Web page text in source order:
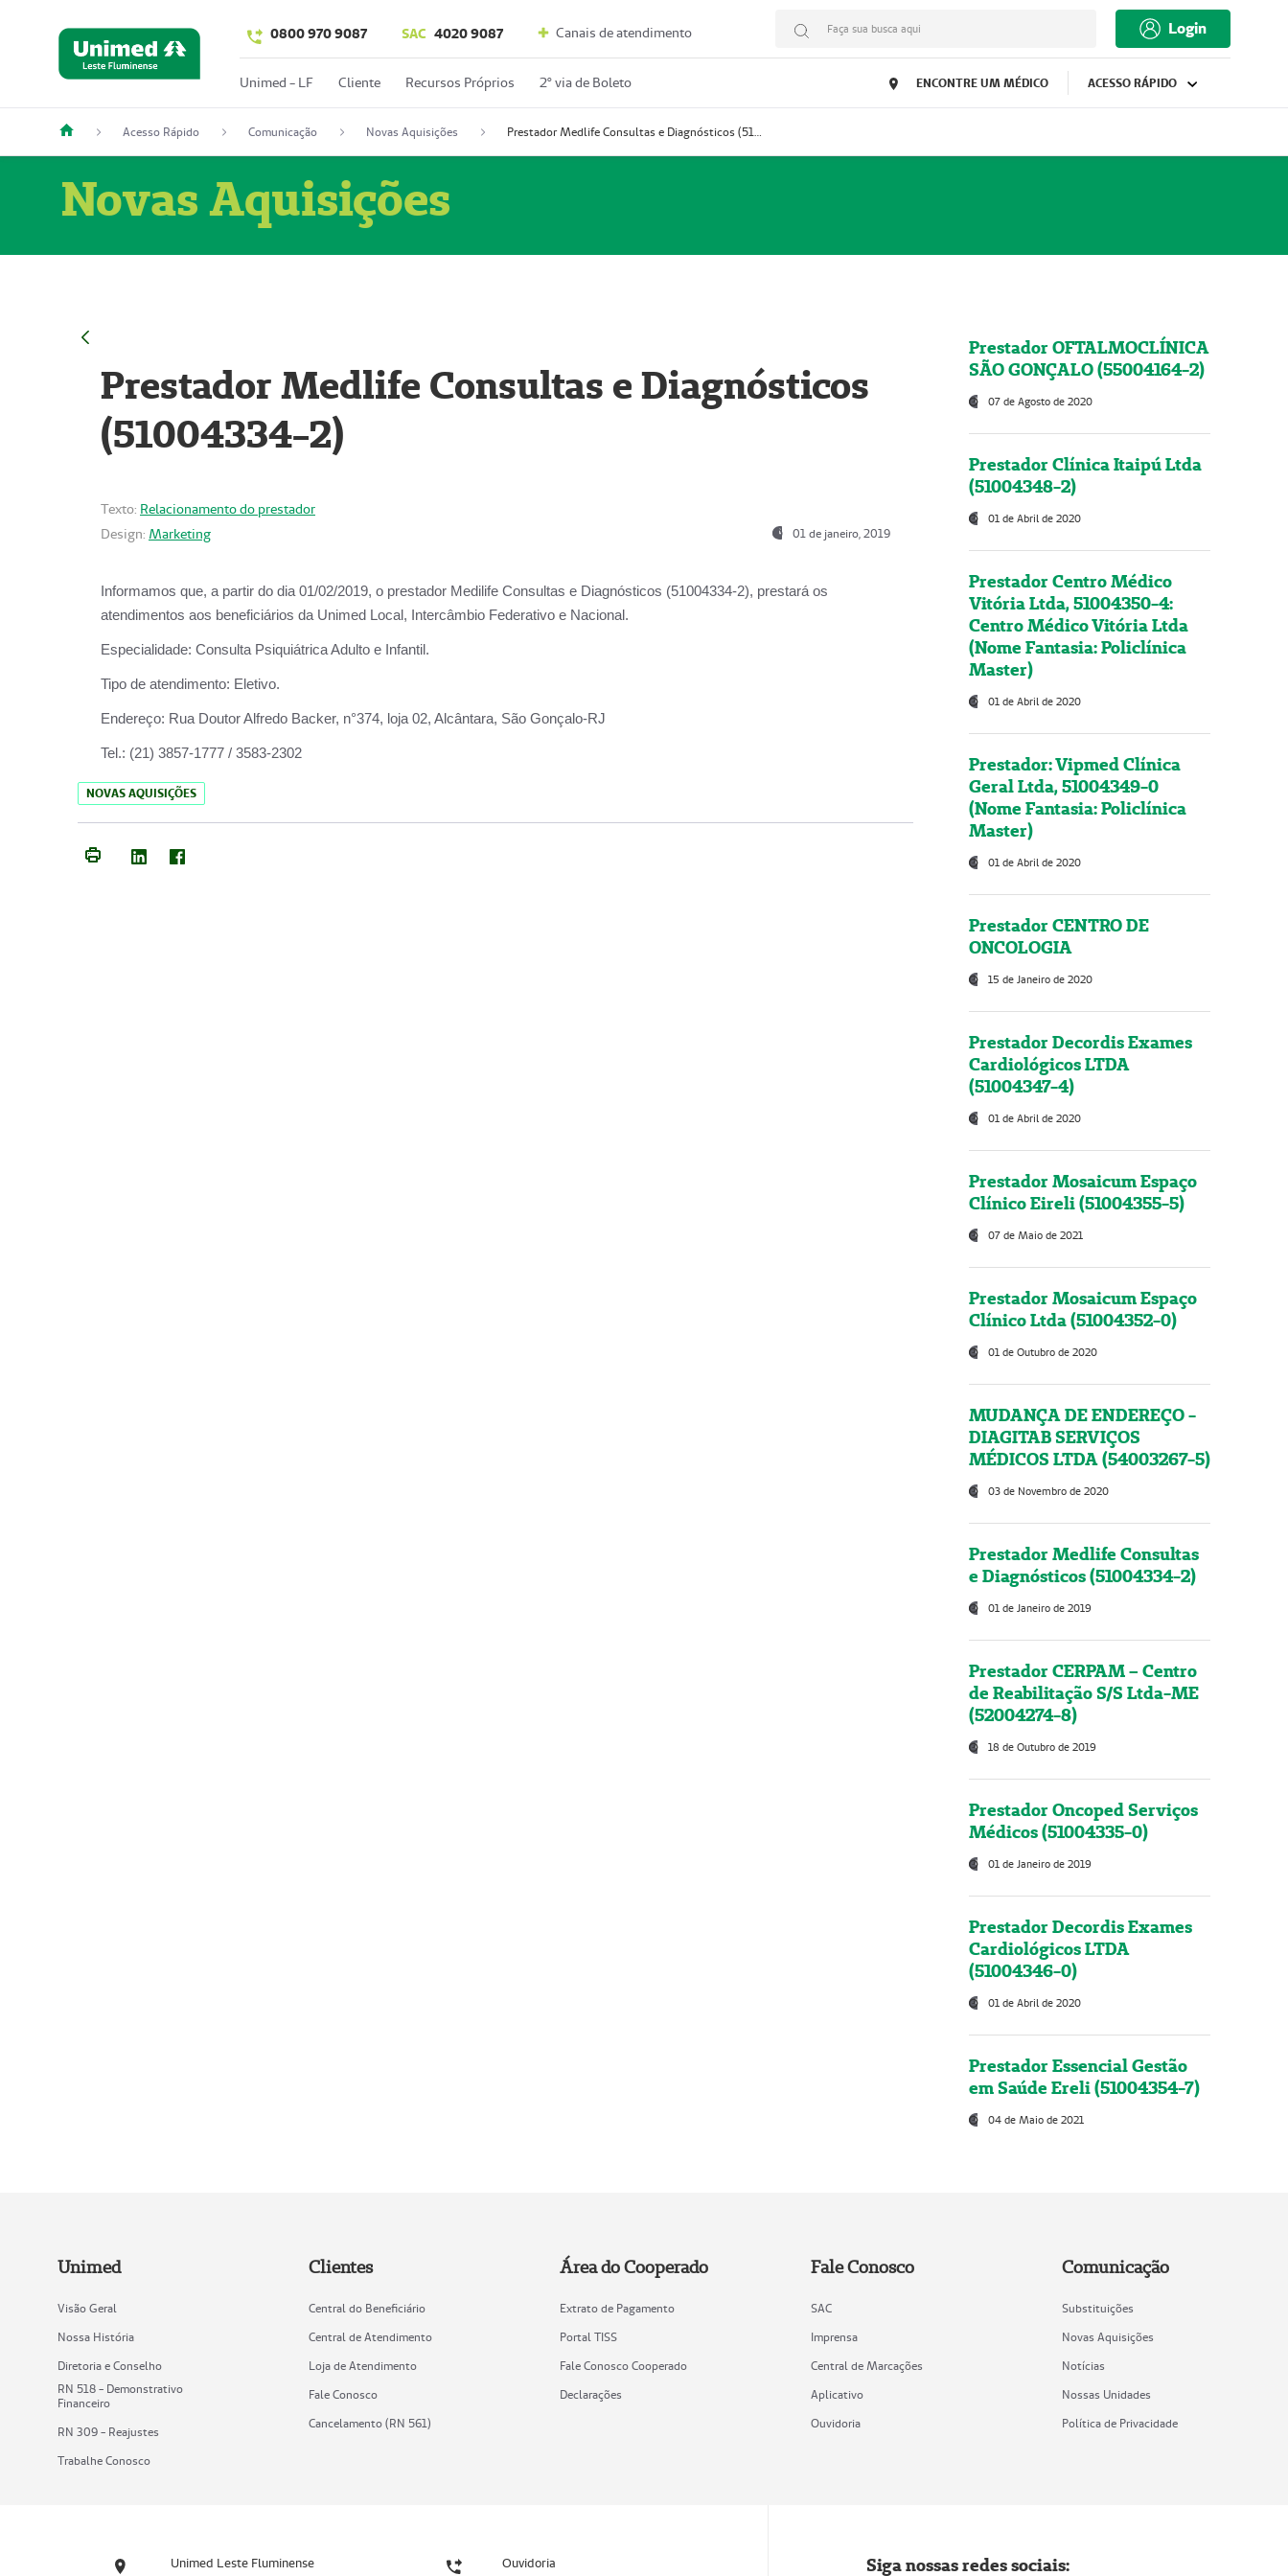
0800 970 9087 SAC 4020 9087 Canais de atendimento Faça sua busca aqui Login
Unimed - LF Cliente Recursos Próprios 2º via de Boleto ENCONTRE UM MÉDICO ACESSO RÁPIDO
Acesso Rápido Comunicação Novas Aquisições Prestador Medlife Consultas e Diagnósticos (51004334-2)
Novas Aquisições
Prestador Medlife Consultas e Diagnósticos
(51004334-2)
Texto: Relacionamento do prestador
Design: Marketing 01 de janeiro, 2019
Informamos que, a partir do dia 01/02/2019, o prestador Medilife Consultas e Diagnósticos (51004334-2), prestará os
atendimentos aos beneficiários da Unimed Local, Intercâmbio Federativo e Nacional.
Especialidade: Consulta Psiquiátrica Adulto e Infantil.
Tipo de atendimento: Eletivo.
Endereço: Rua Doutor Alfredo Backer, n°374, loja 02, Alcântara, São Gonçalo-RJ
Tel.: (21) 3857-1777 / 3583-2302
NOVAS AQUISIÇÕES
Prestador OFTALMOCLÍNICA
SÃO GONÇALO (55004164-2)
07 de Agosto de 2020
Prestador Clínica Itaipú Ltda
(51004348-2)
01 de Abril de 2020
Prestador Centro Médico
Vitória Ltda, 51004350-4:
Centro Médico Vitória Ltda
(Nome Fantasia: Policlínica
Master)
01 de Abril de 2020
Prestador: Vipmed Clínica
Geral Ltda, 51004349-0
(Nome Fantasia: Policlínica
Master)
01 de Abril de 2020
Prestador CENTRO DE
ONCOLOGIA
15 de Janeiro de 2020
Prestador Decordis Exames
Cardiológicos LTDA
(51004347-4)
01 de Abril de 2020
Prestador Mosaicum Espaço
Clínico Eireli (51004355-5)
07 de Maio de 2021
Prestador Mosaicum Espaço
Clínico Ltda (51004352-0)
01 de Outubro de 2020
MUDANÇA DE ENDEREÇO -
DIAGITAB SERVIÇOS
MÉDICOS LTDA (54003267-5)
03 de Novembro de 2020
Prestador Medlife Consultas
e Diagnósticos (51004334-2)
01 de Janeiro de 2019
Prestador CERPAM – Centro
de Reabilitação S/S Ltda-ME
(52004274-8)
18 de Outubro de 2019
Prestador Oncoped Serviços
Médicos (51004335-0)
01 de Janeiro de 2019
Prestador Decordis Exames
Cardiológicos LTDA
(51004346-0)
01 de Abril de 2020
Prestador Essencial Gestão
em Saúde Ereli (51004354-7)
04 de Maio de 2021
Unimed
Visão Geral
Nossa História
Diretoria e Conselho
RN 518 - Demonstrativo
Financeiro
RN 309 - Reajustes
Trabalhe Conosco
Clientes
Central do Beneficiário
Central de Atendimento
Loja de Atendimento
Fale Conosco
Cancelamento (RN 561)
Área do Cooperado
Extrato de Pagamento
Portal TISS
Fale Conosco Cooperado
Declarações
Fale Conosco
SAC
Imprensa
Central de Marcações
Aplicativo
Ouvidoria
Comunicação
Substituições
Novas Aquisições
Notícias
Nossas Unidades
Política de Privacidade
Unimed Leste Fluminense Ouvidoria Siga nossas redes sociais: